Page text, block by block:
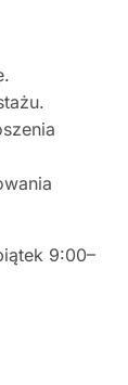
9:00–